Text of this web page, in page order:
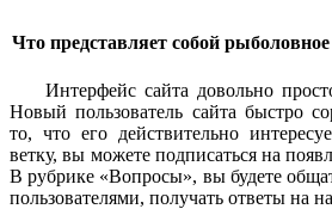
Что представляет собой
Интерфейс сайта довольно
Новый пользователь сайта быстро
то, что его действительно
ветку, вы можете подписаться на
В рубрике «Вопросы», вы будете
пользователями, получать ответы на